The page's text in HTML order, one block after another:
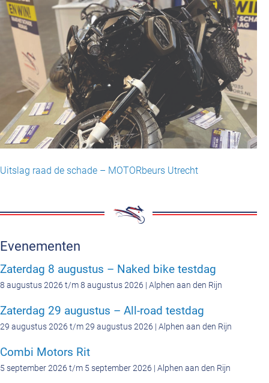
Uitslag raad de schade – MOTORbeurs Utrecht
Evenementen
Zaterdag 8 augustus – Naked bike testdag
8 augustus 2026 t/m 8 augustus 2026 | Alphen aan den Rijn
Zaterdag 29 augustus – All-road testdag
29 augustus 2026 t/m 29 augustus 2026 | Alphen aan den Rijn
Combi Motors Rit
5 september 2026 t/m 5 september 2026 | Alphen aan den Rijn